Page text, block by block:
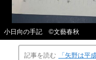
小日向の手記 ©️文藝春秋
記事を読む
「矢野は平